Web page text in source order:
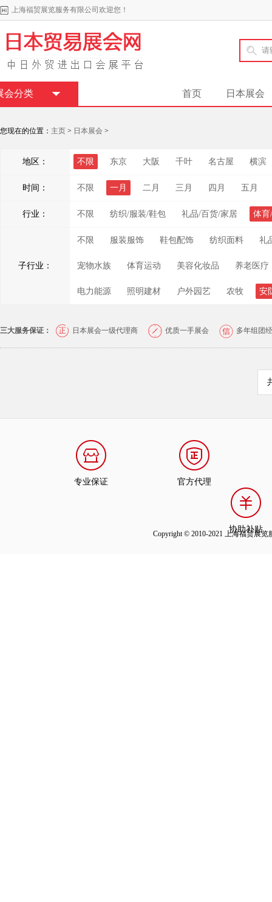
上海福贸展览服务有限公司欢迎您！
首页 日本展会
会分类
您现在的位置： 主页 > 日本展会 >
地区： 不限 东京 大阪 千叶 名古屋 横滨
时间： 不限 一月 二月 三月 四月 五月
行业： 不限 纺织/服装/鞋包 礼品/百货/家居 体育
子行业：
不限 服装服饰 鞋包配饰 纺织面料 礼
宠物水族 体育运动 美容化妆品 养老医疗
电力能源 照明建材 户外园艺 农牧 安
三大服务保证： 日本展会一级代理商 优质一手展会 多年组团
专业保证 官方代理
协助补贴
Copyright © 2010-2021 上海福贸展